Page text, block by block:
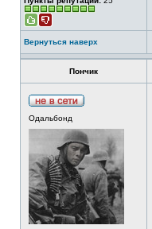
Вернуться наверх
Пончик
Одальбонд